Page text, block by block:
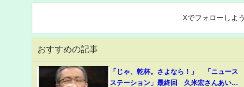
Xでフォローしよう
おすすめの記事
「じゃ、乾杯。さよなら！」 「ニュース
ステーション」最終回 久米宏さんあいさ